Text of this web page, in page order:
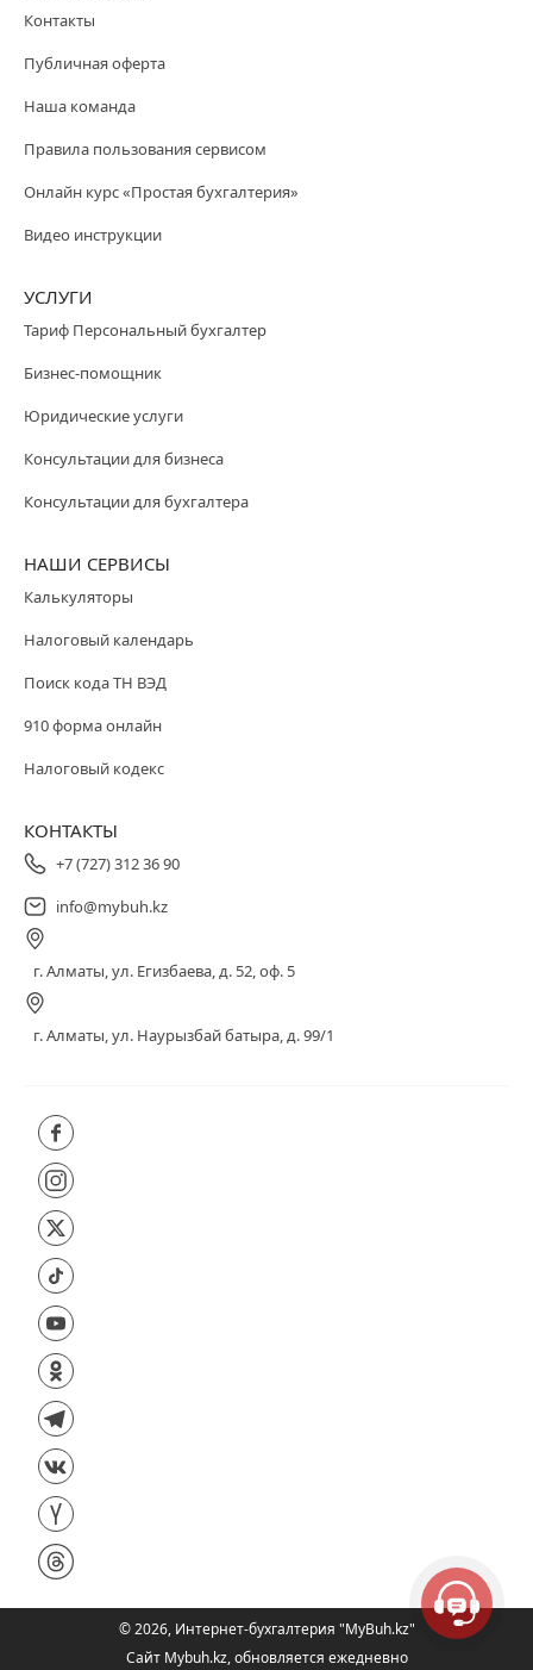
Контакты
Публичная оферта
Наша команда
Правила пользования сервисом
Онлайн курс «Простая бухгалтерия»
Видео инструкции
УСЛУГИ
Тариф Персональный бухгалтер
Бизнес-помощник
Юридические услуги
Консультации для бизнеса
Консультации для бухгалтера
НАШИ СЕРВИСЫ
Калькуляторы
Налоговый календарь
Поиск кода ТН ВЭД
910 форма онлайн
Налоговый кодекс
КОНТАКТЫ
+7 (727) 312 36 90
info@mybuh.kz
г. Алматы, ул. Егизбаева, д. 52, оф. 5
г. Алматы, ул. Наурызбай батыра, д. 99/1
©2026, Интернет-бухгалтерия "MyBuh.kz"
Сайт Mybuh.kz, обновляется ежедневно